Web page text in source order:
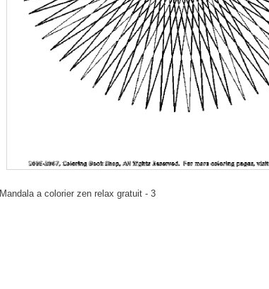
Mandala a colorier zen relax gratuit - 3